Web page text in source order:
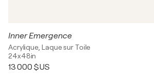
Inner Emergence
Acrylique, Laque sur Toile
24x48in
13 000 $US